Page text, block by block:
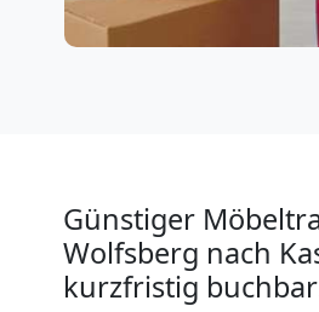
Günstiger
Wolfsberg nach
kurzfristig